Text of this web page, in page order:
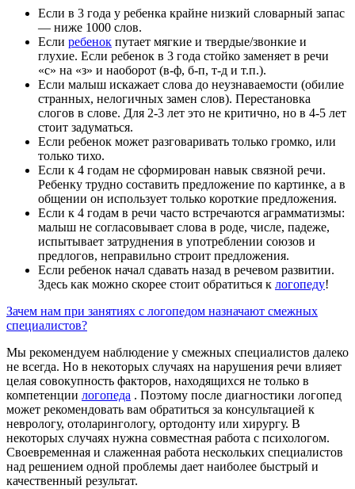
Если в 3 года у ребенка крайне низкий словарный запас
— ниже 1000 слов.
Если ребенок путает мягкие и твердые/звонкие и
глухие. Если ребенок в 3 года стойко заменяет в речи
«с» на «з» и наоборот (в-ф, б-п, т-д и т.п.).
Если малыш искажает слова до неузнаваемости (обилие
странных, нелогичных замен слов). Перестановка
слогов в слове. Для 2-3 лет это не критично, но в 4-5 лет
стоит задуматься.
Если ребенок может разговаривать только громко, или
только тихо.
Если к 4 годам не сформирован навык связной речи.
Ребенку трудно составить предложение по картинке, а в
общении он использует только короткие предложения.
Если к 4 годам в речи часто встречаются аграмматизмы:
малыш не согласовывает слова в роде, числе, падеже,
испытывает затруднения в употреблении союзов и
предлогов, неправильно строит предложения.
Если ребенок начал сдавать назад в речевом развитии.
Здесь как можно скорее стоит обратиться к логопеду!
Зачем нам при занятиях с логопедом назначают смежных
специалистов?
Мы рекомендуем наблюдение у смежных специалистов далеко
не всегда. Но в некоторых случаях на нарушения речи влияет
целая совокупность факторов, находящихся не только в
компетенции логопеда . Поэтому после диагностики логопед
может рекомендовать вам обратиться за консультацией к
неврологу, отоларингологу, ортодонту или хирургу. В
некоторых случаях нужна совместная работа с психологом.
Своевременная и слаженная работа нескольких специалистов
над решением одной проблемы дает наиболее быстрый и
качественный результат.